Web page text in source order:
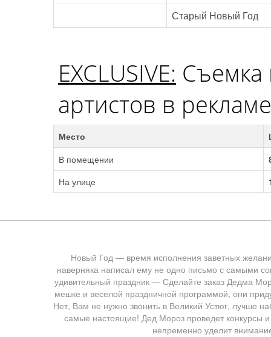
Старый Новый Год
EXCLUSIVE:
артистов в рекламе
Место
В помещении
На улице
Новый Год — время исполнения заветных
наверняка написал ему не одно письмо с самыми
удивительный праздник — Сделайте заказ Дедма
мешке и веселой праздничной программой, они
Нет, Вам не нужно звонить в Великий Устюг, лучше
самые настоящие! Дед Мороз проведет конкурсы и
непременно уделит